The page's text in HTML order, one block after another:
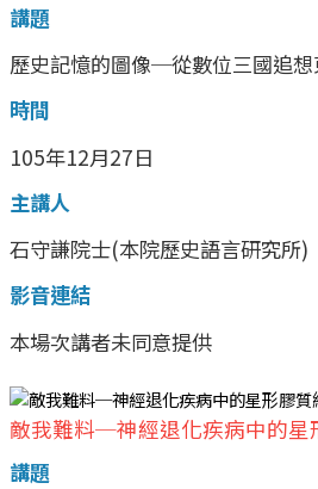
講題
歷史記憶的圖像─從數位三國追
時間
105年12月27日
主講人
石守謙院士(本院歷史語言研究所)
影音連結
本場次講者未同意提供
敵我難料─神經退化疾病中的星
講題